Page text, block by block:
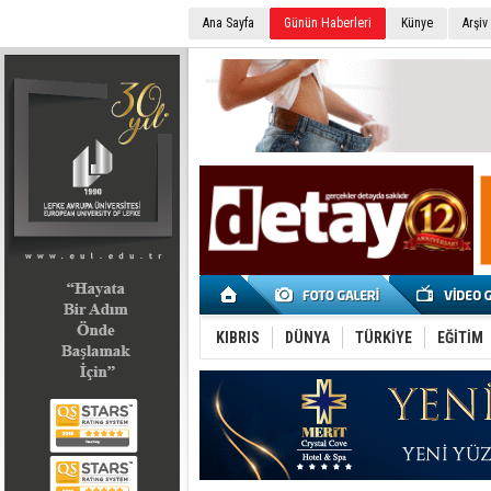
Ana Sayfa Günün Haberleri Künye Arşiv
KIBRIS DÜNYA TÜRKİYE EĞİTİM